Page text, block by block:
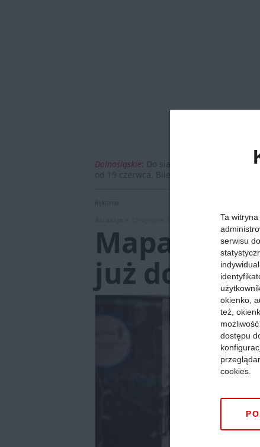
Dolnośląskie Do siatki połączeń Portu
od 19 czerwca. Bilety do Burgas są już
Reklama
Mapa
już
Ta
serwisu
okienko,
też,
dostępu
cookies.